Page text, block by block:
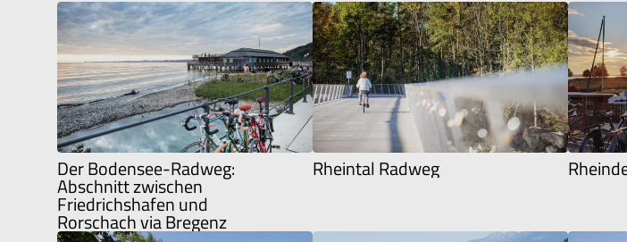
Der Bodensee-Radweg:
Abschnitt zwischen
Friedrichshafen und
Rorschach via Bregenz
Rheintal Radweg